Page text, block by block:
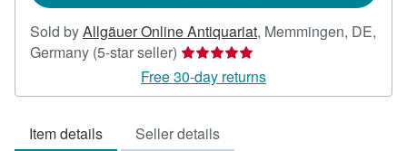
Sold byAllgäuer Online Antiquariat, Memmingen, DE,
Germany (5-star seller) Seller
rating
5
of
Free 30-day returns
Item details Seller details